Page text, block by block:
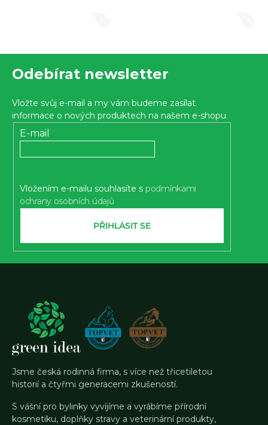
u
Odebírat newsletter
Vložte svůj e-mail a my vám budeme zasílat
informace o nových produktech na našem e-shopu.
E-mail
Vložením e-mailu souhlasíte s podmínkami
ochrany osobních údajů
PŘIHLÁSIT SE
Jsme česká rodinná firma, s více než třicetiletou
historií a čtyřmi generacemi zkušeností.
S vášní pro bylinky vyvíjíme a vyrábíme přírodní
kosmetiku, doplňky stravy a veterinární produkty,